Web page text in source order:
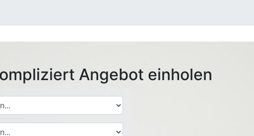
Angebot einholen